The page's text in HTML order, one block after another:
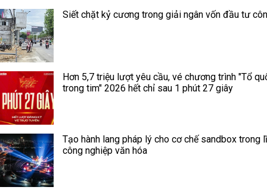
Siết chặt kỷ cương trong giải ngân vốn đầu tư
Hơn 5,7 triệu lượt yêu cầu, vé chương trình "Tổ
trong tim" 2026 hết chỉ sau 1 phút 27 giây
Tạo hành lang pháp lý cho cơ chế sandbox trong
công nghiệp văn hóa